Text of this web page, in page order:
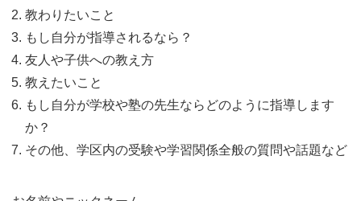
教わりたいこと
もし自分が指導されるなら？
友人や子供への教え方
教えたいこと
もし自分が学校や塾の先生ならどのように指導します
か？
その他、学区内の受験や学習関係全般の質問や話題など